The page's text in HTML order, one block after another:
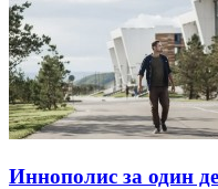
Иннополис за один